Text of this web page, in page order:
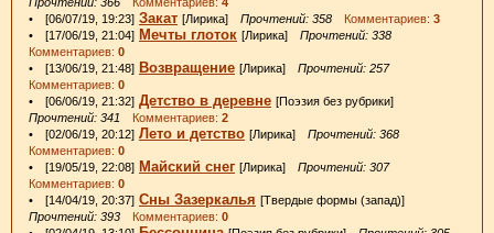
• [06/07/19, 19:23] Закат [Лирика] Прочтений: 358 Комментариев: 3
• [17/06/19, 21:04] Мечты глоток [Лирика] Прочтений: 338
Комментариев: 0
• [13/06/19, 21:48] Возвращение [Лирика] Прочтений: 257
Комментариев: 0
• [06/06/19, 21:32] Детство в деревне [Поэзия без рубрики]
Прочтений: 341 Комментариев: 2
• [02/06/19, 20:12] Лето и детство [Лирика] Прочтений: 368
Комментариев: 0
• [19/05/19, 22:08] Майский снег [Лирика] Прочтений: 307
Комментариев: 0
• [14/04/19, 20:37] Сны Зазеркалья [Твердые формы (запад)]
Прочтений: 393 Комментариев: 0